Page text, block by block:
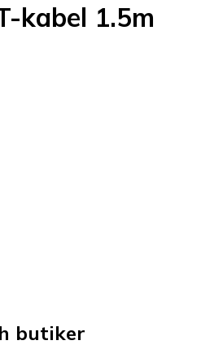
kabel 1.5m
butiker